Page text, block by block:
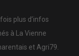
plus d’infos
à La Vienne
et Agri79.